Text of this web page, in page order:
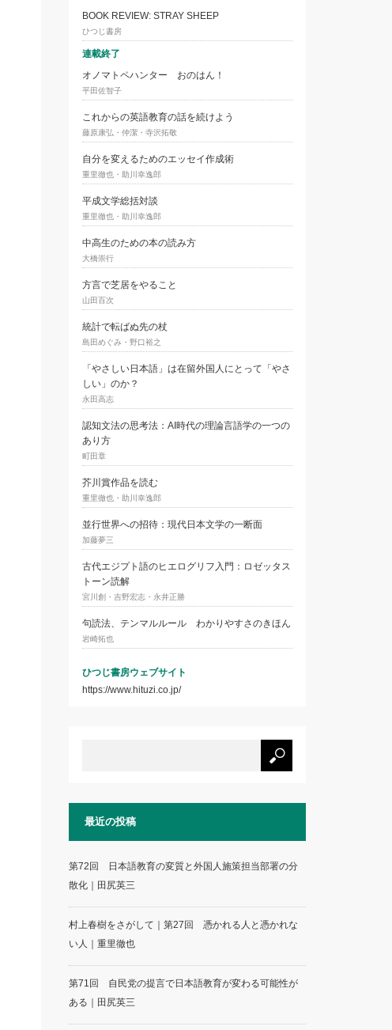
BOOK REVIEW: STRAY SHEEP
ひつじ書房
連載終了
オノマトペハンター おのはん！
平田佐智子
これからの英語教育の話を続けよう
藤原康弘・仲潔・寺沢拓敬
自分を変えるためのエッセイ作成術
重里徹也・助川幸逸郎
平成文学総括対談
重里徹也・助川幸逸郎
中高生のための本の読み方
大橋崇行
方言で芝居をやること
山田百次
統計で転ばぬ先の杖
島田めぐみ・野口裕之
「やさしい日本語」は在留外国人にとって「やさ
しい」のか？
永田高志
認知文法の思考法：AI時代の理論言語学の一つの
あり方
町田章
芥川賞作品を読む
重里徹也・助川幸逸郎
並行世界への招待：現代日本文学の一断面
加藤夢三
古代エジプト語のヒエログリフ入門：ロゼッタス
トーン読解
宮川創・吉野宏志・永井正勝
句読法、テンマルルール わかりやすさのきほん
岩崎拓也
ひつじ書房ウェブサイト
https://www.hituzi.co.jp/
最近の投稿
第72回 日本語教育の変質と外国人施策担当部署の分
散化｜田尻英三
村上春樹をさがして｜第27回 憑かれる人と憑かれな
い人｜重里徹也
第71回 自民党の提言で日本語教育が変わる可能性が
ある｜田尻英三